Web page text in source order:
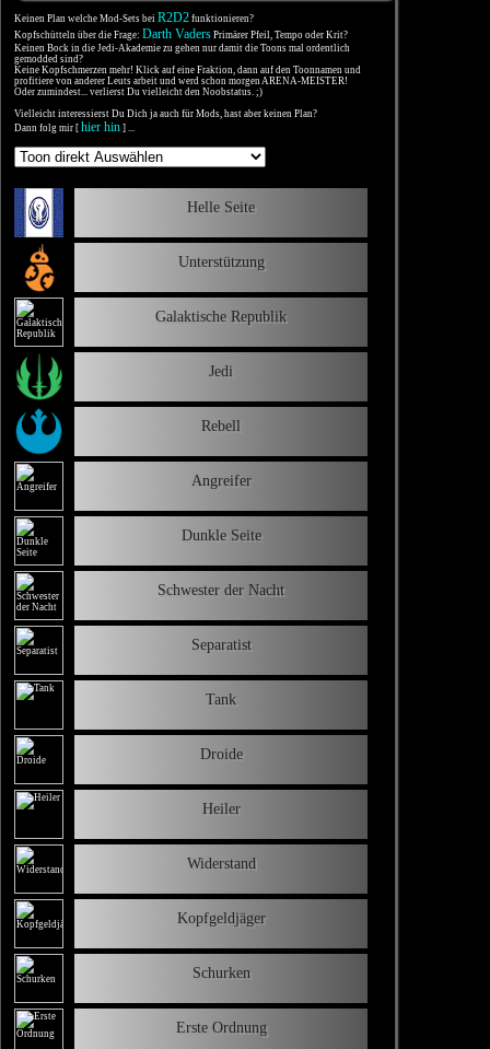
Keinen Plan welche Mod-Sets bei R2D2 funktionieren?
Kopfschütteln über die Frage: Darth Vaders Primärer Pfeil, Tempo oder Krit?
Keinen Bock in die Jedi-Akademie zu gehen nur damit die Toons mal ordentlich
gemodded sind?
Keine Kopfschmerzen mehr! Klick auf eine Fraktion, dann auf den Toonnamen und
profitiere von anderer Leuts arbeit und werd schon morgen ARENA-MEISTER!
Oder zumindest... verlierst Du vielleicht den Noobstatus. ;)
Vielleicht interessierst Du Dich ja auch für Mods, hast aber keinen Plan?
Dann folg mir [ hier hin ] ...
Helle Seite
Unterstützung
Galaktische Republik
Jedi
Rebell
Angreifer
Dunkle Seite
Schwester der Nacht
Separatist
Tank
Droide
Heiler
Widerstand
Kopfgeldjäger
Schurken
Erste Ordnung